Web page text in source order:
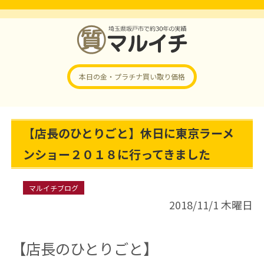
本日の金・プラチナ買い取り価格
【店長のひとりごと】休日に東京ラーメ
ンショー２０１８に行ってきました
マルイチブログ
2018/11/1 木曜日
【店長のひとりごと】